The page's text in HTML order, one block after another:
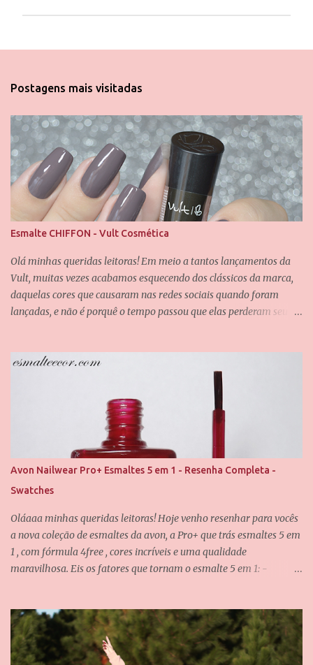
o
a
u
m
m
e
á
r
o
Postagens mais visitadas
Esmalte CHIFFON - Vult Cosmética
Olá minhas queridas leitoras! Em meio a tantos lançamentos da
Vult, muitas vezes acabamos esquecendo dos clássicos da marca,
daquelas cores que causaram nas redes sociais quando foram
lançadas, e não é porquê o tempo passou que elas perderam seu
grandes mudanças dependendo da iluminação, mas que
dificilmente desagrada alguém. Foram usadas duas camadas para
obter essa cobertura, e uma camada do verniz da Saloon para
abrir esse brilho espelhado. E agora eu quero que vocês me
contem, qual é o seu esmalte clássico da Vult favorito? Até o
próximo post, amores.
Avon Nailwear Pro+ Esmaltes 5 em 1 - Resenha Completa -
Swatches
Oláaaa minhas queridas leitoras! Hoje venho resenhar para vocês
a nova coleção de esmaltes da avon, a Pro+ que trás esmaltes 5 em
1 , com fórmula 4free , cores incríveis e uma qualidade
maravilhosa. Eis os fatores que tornam o esmalte 5 em 1: -
é incrível, ele é achatado e tem as cerdas bem macias, não
deixando o esmalte "arranhado" quando passamos nas unhas. A
fórmula dos esmaltes é 4free , traduzindo, é livre de 4 substâncias